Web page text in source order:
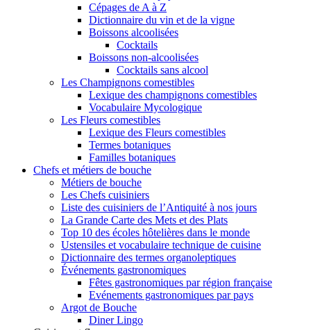
Cépages de A à Z
Dictionnaire du vin et de la vigne
Boissons alcoolisées
Cocktails
Boissons non-alcoolisées
Cocktails sans alcool
Les Champignons comestibles
Lexique des champignons comestibles
Vocabulaire Mycologique
Les Fleurs comestibles
Lexique des Fleurs comestibles
Termes botaniques
Familles botaniques
Chefs et métiers de bouche
Métiers de bouche
Les Chefs cuisiniers
Liste des cuisiniers de l’Antiquité à nos jours
La Grande Carte des Mets et des Plats
Top 10 des écoles hôtelières dans le monde
Ustensiles et vocabulaire technique de cuisine
Dictionnaire des termes organoleptiques
Événements gastronomiques
Fêtes gastronomiques par région française
Evénements gastronomiques par pays
Argot de Bouche
Diner Lingo